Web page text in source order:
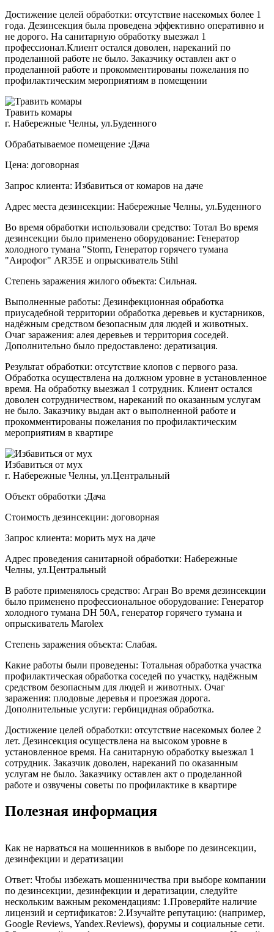
Достижение целей обработки: отсутствие насекомых более 1
года. Дезинсекция была проведена эффективно оперативно и
не дорого. На санитарную обработку выезжал 1
профессионал.Клиент остался доволен, нареканий по
проделанной работе не было. Заказчику оставлен акт о
проделанной работе и прокомментированы пожелания по
профилактическим мероприятиям в помещении
Травить комары
г. Набережные Челны, ул.Буденного
Обрабатываемое помещение :Дача
Цена: договорная
Запрос клиента: Избавиться от комаров на даче
Адрес места дезинсекции: Набережные Челны, ул.Буденного
Во время обработки использовали средство: Тотал Во время
дезинсекции было применено оборудование: Генератор
холодного тумана "Storm, Генератор горячего тумана
"Аирофог" AR35E и опрыскиватель Stihl
Степень заражения жилого объекта: Сильная.
Выполненные работы: Дезинфекционная обработка
приусадебной территории обработка деревьев и кустарников,
надёжным средством безопасным для людей и животных.
Очаг заражения: алея деревьев и территория соседей.
Дополнительно было предоставлено: дератизация.
Результат обработки: отсутствие клопов с первого раза.
Обработка осуществлена на должном уровне в установленное
время. На обработку выезжал 1 сотрудник. Клиент остался
доволен сотрудничеством, нареканий по оказанным услугам
не было. Заказчику выдан акт о выполненной работе и
прокомментированы пожелания по профилактическим
мероприятиям в квартире
Избавиться от мух
г. Набережные Челны, ул.Центральный
Объект обработки :Дача
Стоимость дезинсекции: договорная
Запрос клиента: морить мух на даче
Адрес проведения санитарной обработки: Набережные
Челны, ул.Центральный
В работе применялось средство: Агран Во время дезинсекции
было применено профессиональное оборудование: Генератор
холодного тумана DH 50A, генератор горячего тумана и
опрыскиватель Marolex
Степень заражения объекта: Слабая.
Какие работы были проведены: Тотальная обработка участка
профилактическая обработка соседей по участку, надёжным
средством безопасным для людей и животных. Очаг
заражения: плодовые деревья и проезжая дорога.
Дополнительные услуги: гербицидная обработка.
Достижение целей обработки: отсутствие насекомых более 2
лет. Дезинсекция осуществлена на высоком уровне в
установленное время. На санитарную обработку выезжал 1
сотрудник. Заказчик доволен, нареканий по оказанным
услугам не было. Заказчику оставлен акт о проделанной
работе и озвучены советы по профилактике в квартире
Полезная информация
Как не нарваться на мошенников в выборе по дезинсекции,
дезинфекции и дератизации
Ответ: Чтобы избежать мошенничества при выборе компании
по дезинсекции, дезинфекции и дератизации, следуйте
нескольким важным рекомендациям: 1.Проверяйте наличие
лицензий и сертификатов: 2.Изучайте репутацию: (например,
Google Reviews, Yandex.Reviews), форумы и социальные сети.